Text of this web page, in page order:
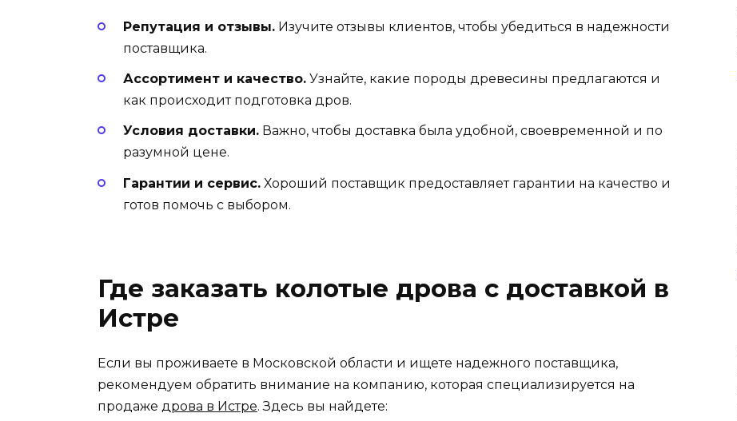
Репутация и отзывы. Изучите отзывы клиентов, чтобы убедиться в надежности
поставщика.
Ассортимент и качество. Узнайте, какие породы древесины предлагаются и
как происходит подготовка дров.
Условия доставки. Важно, чтобы доставка была удобной, своевременной и по
разумной цене.
Гарантии и сервис. Хороший поставщик предоставляет гарантии на качество и
готов помочь с выбором.
Где заказать колотые дрова с доставкой в
Истре
Если вы проживаете в Московской области и ищете надежного поставщика,
рекомендуем обратить внимание на компанию, которая специализируется на
продаже дрова в Истре. Здесь вы найдете: